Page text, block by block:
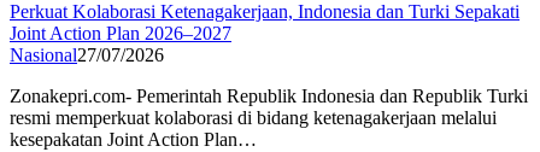
Perkuat Kolaborasi Ketenagakerjaan, Indonesia dan Turki Sepakati
Joint Action Plan 2026–2027
Nasional27/07/2026
Zonakepri.com- Pemerintah Republik Indonesia dan Republik Turki
resmi memperkuat kolaborasi di bidang ketenagakerjaan melalui
kesepakatan Joint Action Plan…